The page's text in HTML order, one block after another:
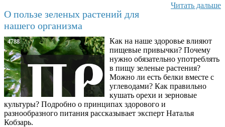
Читать дальше
О пользе зеленых растений для
нашего организма
4788
Как на наше здоровье влияют
пищевые привычки? Почему
нужно обязательно употреблять
в пищу зеленые растения?
Можно ли есть белки вместе с
углеводами? Как правильно
кушать орехи и зерновые
культуры? Подробно о принципах здорового и
разнообразного питания рассказывает эксперт Наталья
Кобзарь.